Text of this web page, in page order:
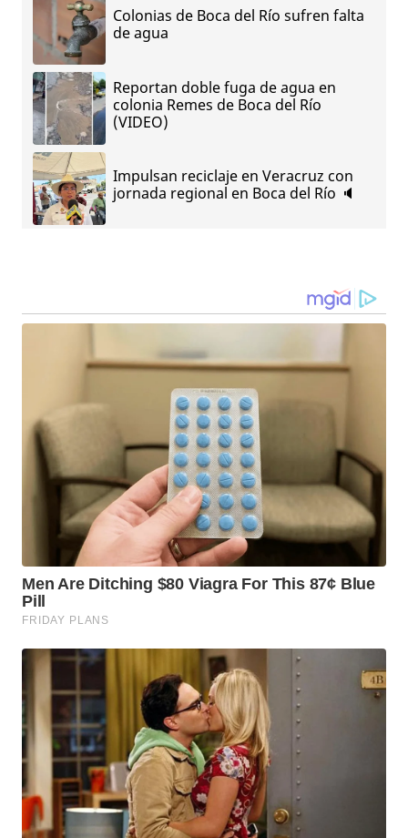
Colonias de Boca del Río sufren falta
de agua
Reportan doble fuga de agua en
colonia Remes de Boca del Río
(VIDEO)
Impulsan reciclaje en Veracruz con
jornada regional en Boca del Río 🔈